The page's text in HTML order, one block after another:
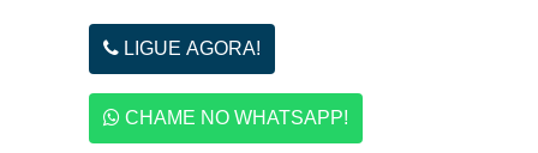
LIGUE AGORA!
CHAME NO WHATSAPP!